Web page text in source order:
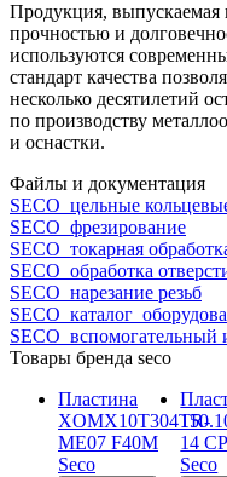
Продукция, выпускаемая
прочностью и
используются
стандарт качества
несколько десятилетий
по производству
и оснастки.
Файлы и документация
SECO_цельные
SECO_фрезирование
SECO_токарная
SECO_обработка
SECO_нарезание резьб
SECO_вспомогательный
Товары бренда seco
Пластина
XOMX10T304TR-
ME07 F40M
Seco
14
Seco